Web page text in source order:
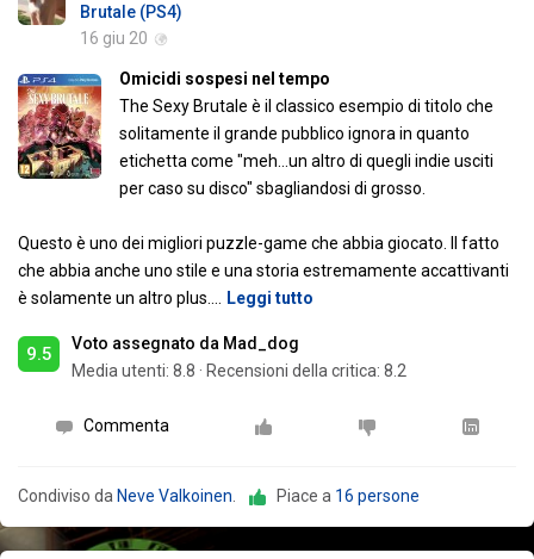
Brutale (PS4)
16 giu 20
Omicidi sospesi nel tempo
The Sexy Brutale è il classico esempio di titolo che
solitamente il grande pubblico ignora in quanto
etichetta come "meh...un altro di quegli indie usciti
per caso su disco" sbagliandosi di grosso.
Questo è uno dei migliori puzzle-game che abbia giocato. Il fatto
che abbia anche uno stile e una storia estremamente accattivanti
è solamente un altro plus.… Leggi tutto
9.5
Voto assegnato da Mad_dog
Media utenti: 8.8 · Recensioni della critica: 8.2
Commenta
Condiviso da Neve Valkoinen. Piace a 16 persone